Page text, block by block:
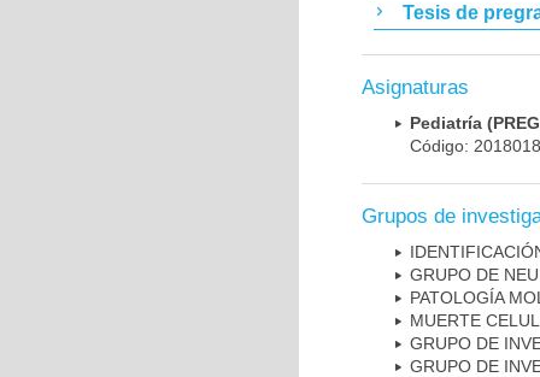
Tesis de
Asignaturas
Pediatría
Código:
Grupos de
GRUPO DE
PATOLOGÍA
MUERTE
GRUPO DE
GRUPO DE